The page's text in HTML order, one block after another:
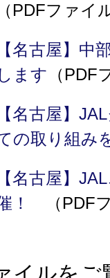
（PDFファイ
【名古屋】中
します （PDF
【名古屋】
の取り組み
【名古屋】
！
（PDF